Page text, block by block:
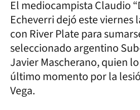
El mediocampista Claudio
Echeverri dejó este viernes
con River Plate para
seleccionado argentino
Javier Mascherano, quien
último momento por la
Vega.